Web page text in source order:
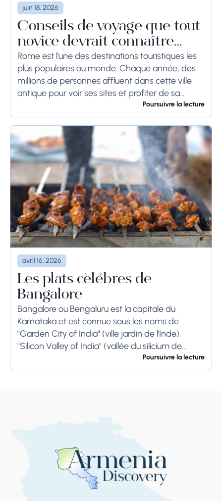
juin 18, 2026
Conseils de voyage que tout
novice devrait connaître
avant de se rendre à Rome
Rome est l'une des destinations touristiques les
plus populaires au monde. Chaque année, des
millions de personnes affluent dans cette ville
antique pour voir ses sites et profiter de sa
culture. Si vous prévoyez de visiter...Poursuivre la lecture
avril 16, 2026
Les plats célèbres de
Bangalore
Bangalore ou Bengaluru est la capitale du
Karnataka et est connue sous les noms de
"Garden City of India" (ville jardin de l'Inde),
"Silicon Valley of India" (vallée du silicium de
Poursuivre la lecture